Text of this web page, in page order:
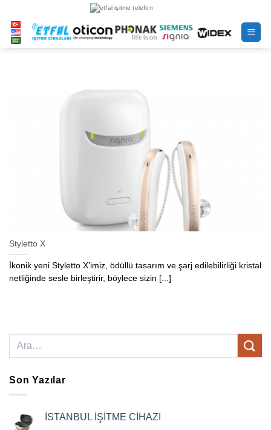
atla
Styletto X
İkonik yeni Styletto X’imiz, ödüllü tasarım ve şarj edilebilirliği kristal
netliğinde sesle birleştirir, böylece sizin [...]
Son Yazılar
İSTANBUL İŞİTME CİHAZI